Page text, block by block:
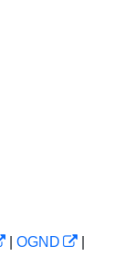
OGND